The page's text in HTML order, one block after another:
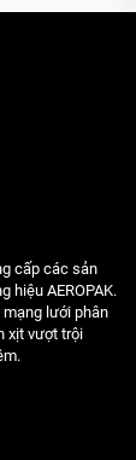
cấp các sản
hiệu AEROPAK.
lưới phân
xịt vượt trội